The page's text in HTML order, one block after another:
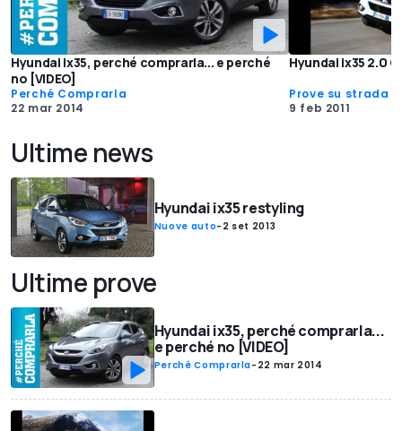
Hyundai ix35, perché comprarla... e perché
no [VIDEO]
Perché Comprarla
22 mar 2014
Hyundai ix35 2.0
Prove su strada
9 feb 2011
Ultime news
Hyundai ix35 restyling
Nuove auto- 2 set 2013
Ultime prove
Hyundai ix35, perché comprarla...
e perché no [VIDEO]
Perché Comprarla- 22 mar 2014